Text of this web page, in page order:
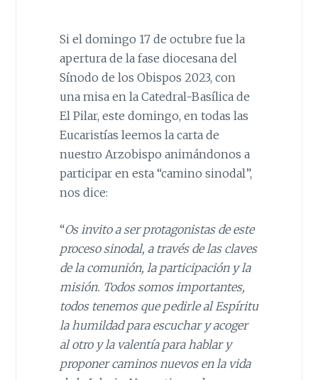
Si el domingo 17 de octubre fue la
apertura de la fase diocesana del
Sínodo de los Obispos 2023, con
una misa en la Catedral-Basílica de
El Pilar, este domingo, en todas las
Eucaristías leemos la carta de
nuestro Arzobispo animándonos a
participar en esta “camino sinodal”,
nos dice:
“Os invito a ser protagonistas de este
proceso sinodal, a través de las claves
de la comunión, la participación yla
misión. Todos somos importantes,
todos tenemos que pedirle al Espíritu
la humildad para escuchar y acoger
al otro y la valentía para hablar y
proponer caminos nuevos en la vida